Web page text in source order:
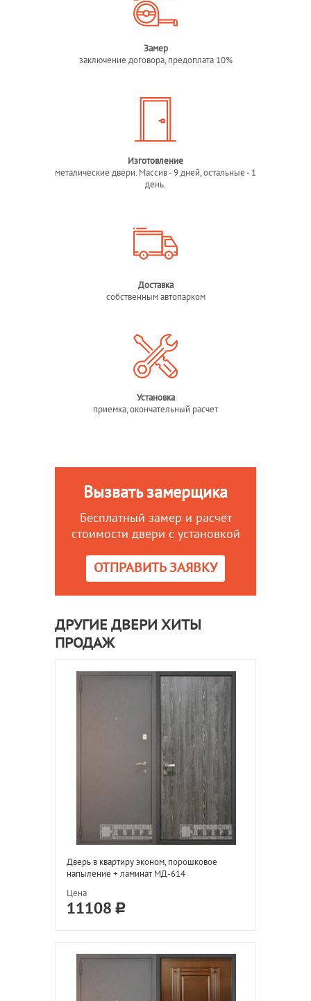
Замер
заключение договора, предоплата 10%
Изготовление
металические двери. Массив - 9 дней, остальные - 1
день.
Доставка
собственным автопарком
Установка
приемка, окончательный расчет
Вызвать замерщика
Бесплатный замер и расчёт
стоимости двери с установкой
ОТПРАВИТЬ ЗАЯВКУ
ДРУГИЕ ДВЕРИ ХИТЫ
ПРОДАЖ
Дверь в квартиру эконом, порошковое
напыление + ламинат МД-614
Цена
11108